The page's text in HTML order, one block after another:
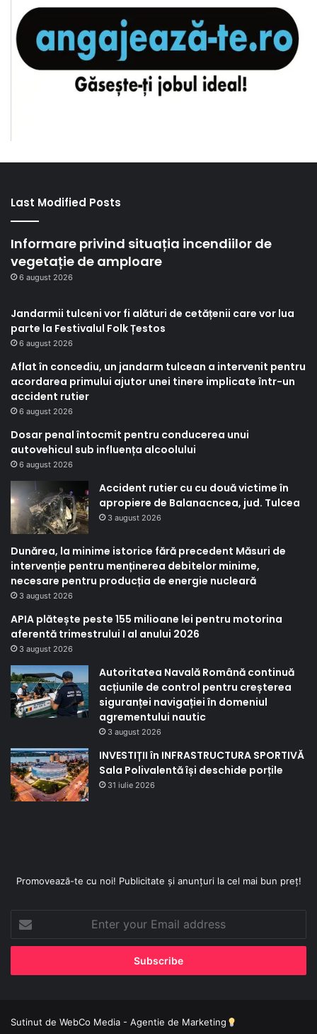
Last Modified Posts
Informare privind situația incendiilor de
vegetație de amploare
6 august 2026
Jandarmii tulceni vor fi alături de cetățenii care vor lua
parte la Festivalul Folk Țestos
6 august 2026
Aflat în concediu, un jandarm tulcean a intervenit pentru
acordarea primului ajutor unei tinere implicate într-un
accident rutier
6 august 2026
Dosar penal întocmit pentru conducerea unui
autovehicul sub influența alcoolului
6 august 2026
Accident rutier cu cu două victime în
apropiere de Balanacncea, jud. Tulcea
3 august 2026
Dunărea, la minime istorice fără precedent Măsuri de
intervenție pentru menținerea debitelor minime,
necesare pentru producția de energie nucleară
3 august 2026
APIA plătește peste 155 milioane lei pentru motorina
aferentă trimestrului I al anului 2026
3 august 2026
Autoritatea Navală Română continuă
acțiunile de control pentru creșterea
siguranței navigației în domeniul
agrementului nautic
3 august 2026
INVESTIȚII în INFRASTRUCTURA SPORTIVĂ
Sala Polivalentă își deschide porțile
31 iulie 2026
Promovează-te cu noi! Publicitate și anunțuri la cel mai bun preț!
Enter
your
Email
Sutinut de WebCo Media - Agentie de Marketing